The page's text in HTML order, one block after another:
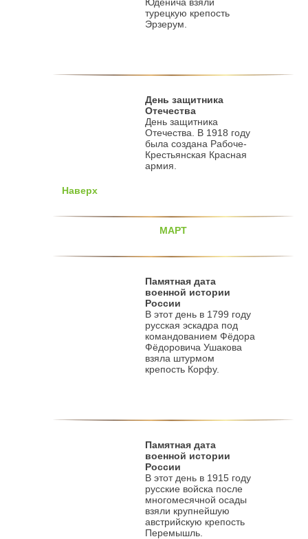
турецкую крепость
Эрзерум.
День защитника
Отечества
День защитника
Отечества. В 1918 году
была создана Рабоче-
Крестьянская Красная
армия.
Наверх
МАРТ
Памятная дата
военной истории
России
В этот день в 1799 году
русская эскадра под
командованием Фёдора
Фёдоровича Ушакова
взяла штурмом
крепость Корфу.
Памятная дата
военной истории
России
В этот день в 1915 году
русские войска после
многомесячной осады
взяли крупнейшую
австрийскую крепость
Перемышль.